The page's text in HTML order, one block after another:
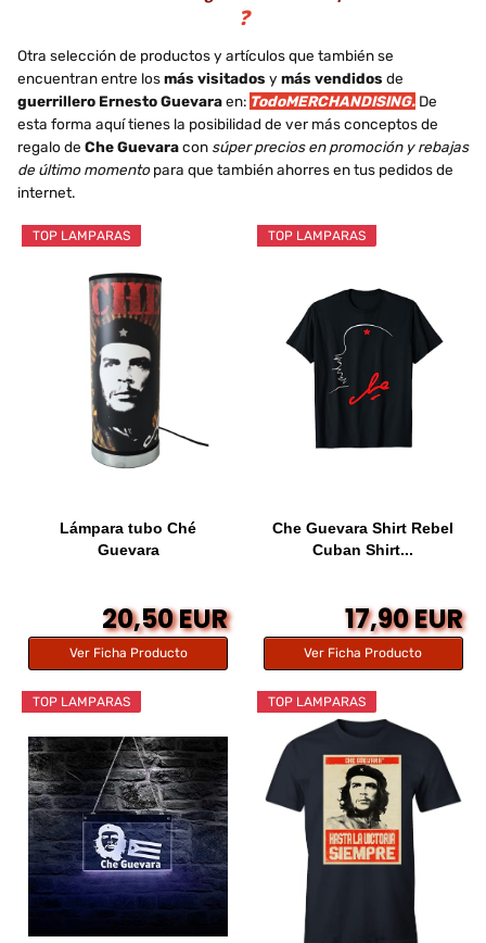
❓
Otra selección de productos y artículos que también se
encuentran entre losmás visitados y más vendidos de
guerrillero Ernesto Guevaraen: TodoMERCHANDISING. De
esta forma aquí tienes la posibilidad de ver más conceptos de
regalo de Che Guevaracon súper precios en promoción y rebajas
de último momentopara que también ahorres en tus pedidos de
internet.
TOP LAMPARAS
Lámpara tubo Ché
Guevara
20,50 EUR
Ver Ficha Producto
TOP LAMPARAS
Che Guevara Shirt Rebel
Cuban Shirt...
17,90 EUR
Ver Ficha Producto
TOP LAMPARAS TOP LAMPARAS